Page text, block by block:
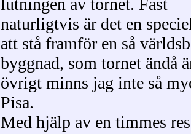
lutningen av tornet. Fast
naturligtvis är det en
att stå framför en så
byggnad, som tornet ändå
övrigt minns jag inte så
Pisa.
Med hjälp av en timmes